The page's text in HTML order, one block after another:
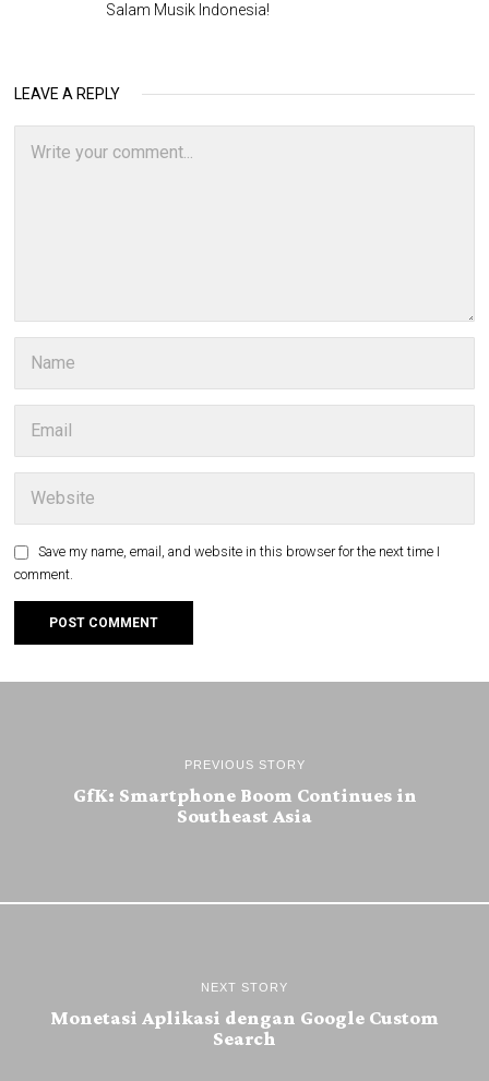
Salam Musik Indonesia!
LEAVE A REPLY
Save my name, email, and website in this browser for the next time I
comment.
PREVIOUS STORY
GfK: Smartphone Boom Continues in
Southeast Asia
NEXT STORY
Monetasi Aplikasi dengan Google Custom
Search